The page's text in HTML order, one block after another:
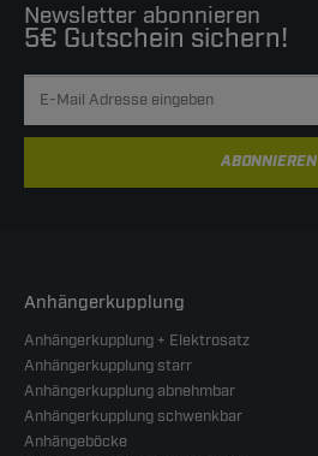
Newsletter abonnieren
5€ Gutschein sichern!
ABONNIEREN
Anhängerkupplung
Anhängerkupplung + Elektrosatz
Anhängerkupplung starr
Anhängerkupplung abnehmbar
Anhängerkupplung schwenkbar
Anhängeböcke